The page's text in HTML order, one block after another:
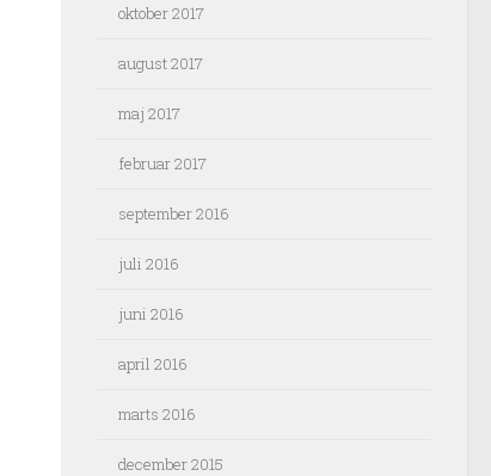
oktober 2017
august 2017
maj 2017
februar 2017
september 2016
juli 2016
juni 2016
april 2016
marts 2016
december 2015